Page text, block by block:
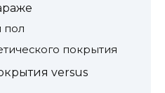
пол
покрытия
versus